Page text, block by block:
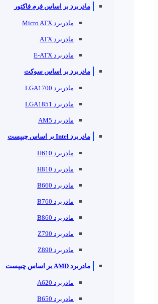
مادربرد بر اساس فرم فاکتور
مادربرد Micro ATX
مادربرد ATX
مادربرد E-ATX
مادربرد بر اساس سوکت
مادربرد LGA1700
مادربرد LGA1851
مادربرد AM5
مادربرد Intel بر اساس چیپست
مادربرد H610
مادربرد H810
مادربرد B660
مادربرد B760
مادربرد B860
مادربرد Z790
مادربرد Z890
مادربرد AMD بر اساس چیپست
مادربرد A620
مادربرد B650